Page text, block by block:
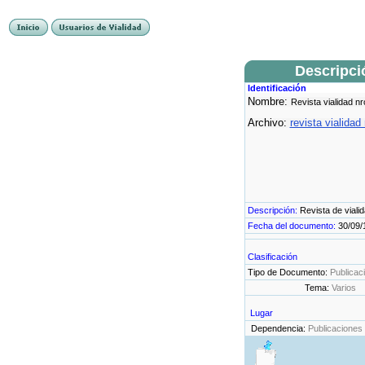
Identificación
Nombre: Revista vialidad
Archivo: revista vialidad
Descripción: Revista de
Fecha del documento: 30/09/
Clasificación
Tipo de Documento:
Tema: Varios
Lugar
Dependencia: Publicaciones